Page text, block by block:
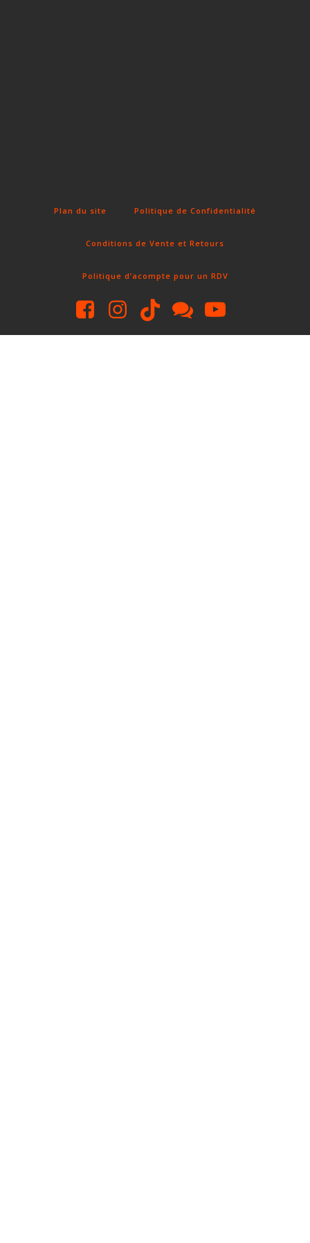
Plan du site Politique de Confidentialité
Conditions de Vente et Retours
Politique d’acompte pour un RDV